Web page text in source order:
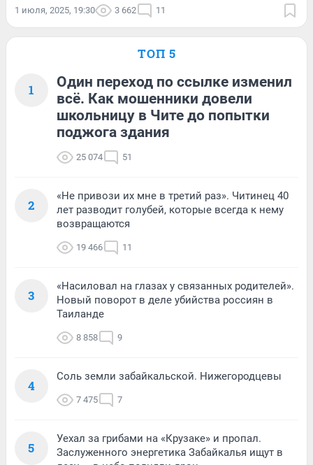
1 июля, 2025, 19:30 3 662 11
ТОП 5
1
Один переход по ссылке изменил
всё. Как мошенники довели
школьницу в Чите до попытки
поджога здания
25 074 51
2
«Не привози их мне в третий раз». Читинец 40
лет разводит голубей, которые всегда к нему
возвращаются
19 466 11
3
«Насиловал на глазах у связанных родителей».
Новый поворот в деле убийства россиян в
Таиланде
8 858 9
4
Соль земли забайкальской. Нижегородцевы
7 475 7
5
Уехал за грибами на «Крузаке» и пропал.
Заслуженного энергетика Забайкалья ищут в